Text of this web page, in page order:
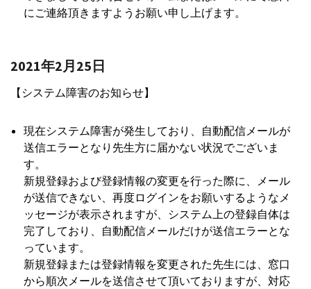
にご連絡頂きますようお願い申し上げます。
2021年2月25日
【システム障害のお知らせ】
現在システム障害が発生しており、自動配信メールが
送信エラーとなり先生方に届かない状況でございま
す。
新規登録および登録情報の変更を行った際に、メール
が送信できない、再度ログインをお願いするようなメ
ッセージが表示されますが、システム上の登録自体は
完了しており、自動配信メールだけが送信エラーとな
っています。
新規登録または登録情報を変更された先生には、窓口
から順次メールを送信させて頂いておりますが、対応